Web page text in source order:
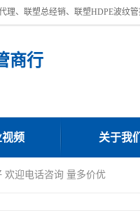
商行
频 关于我们
欢迎电话咨询 量多价优